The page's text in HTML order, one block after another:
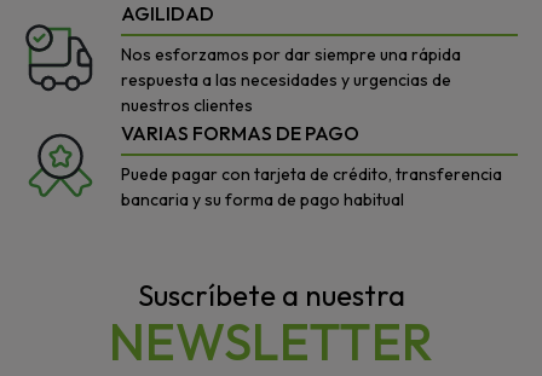
AGILIDAD
Nos esforzamos por dar siempre una rápida
respuesta a las necesidades y urgencias de
nuestros clientes
VARIAS FORMAS DE PAGO
Puede pagar con tarjeta de crédito, transferencia
bancaria y su forma de pago habitual
Suscríbete a nuestra
NEWSLETTER